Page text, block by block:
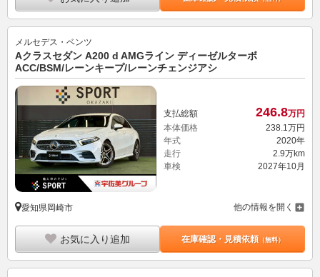
メルセデス・ベンツ
Aクラスセダン A200 d AMGライン ディーゼルターボ
ACC/BSM/レーンキープ/レーンチェンジアシ
支払総額 246.8万円
本体価格
238.1万円
年式
2020年
走行
2.9万km
車検
2027年10月
愛知県岡崎市 他の情報を開く
お気に入り追加 在庫確認・見積依頼（無料）